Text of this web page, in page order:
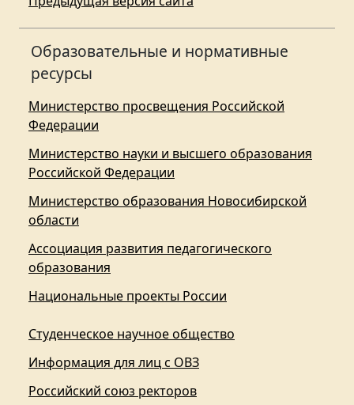
Образовательные и нормативные
ресурсы
Министерство просвещения Российской
Федерации
Министерство науки и высшего образования
Российской Федерации
Министерство образования Новосибирской
области
Ассоциация развития педагогического
образования
Национальные проекты России
Студенческое научное общество
Информация для лиц с ОВЗ
Российский союз ректоров